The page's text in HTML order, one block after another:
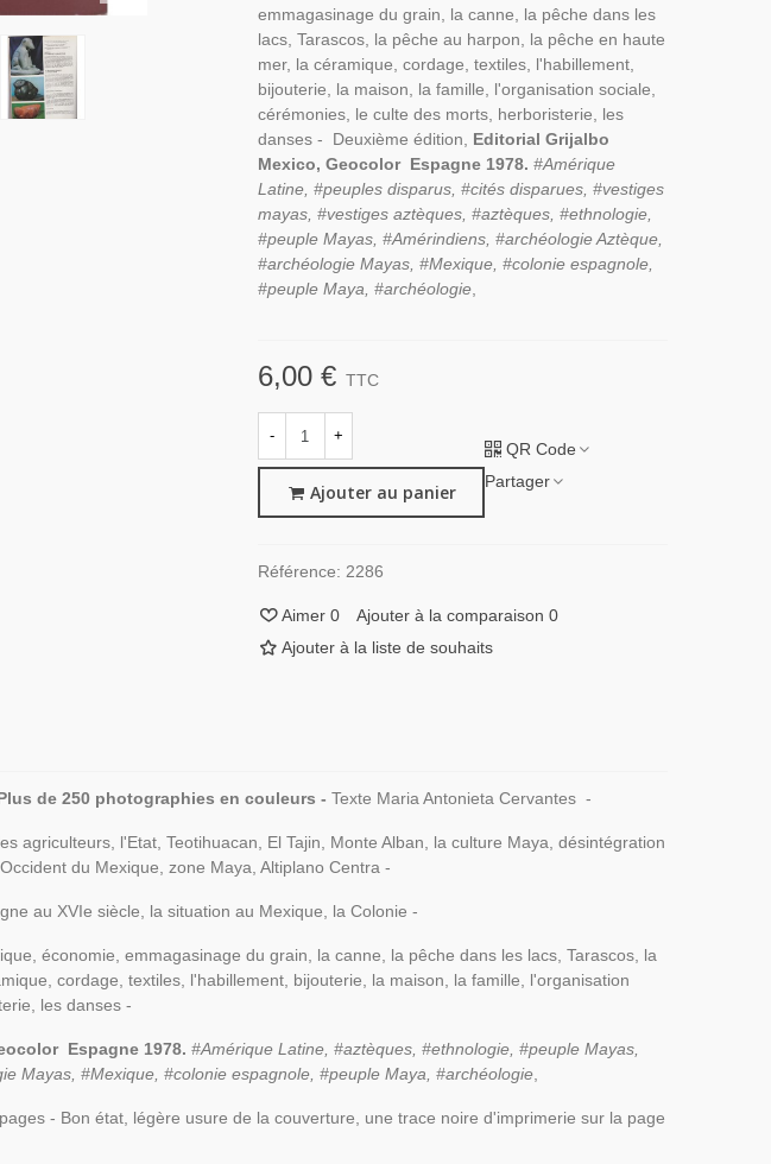
emmagasinage du grain, la canne, la pêche dans les
lacs, Tarascos, la pêche au harpon, la pêche en haute
mer, la céramique, cordage, textiles, l'habillement,
bijouterie, la maison, la famille, l'organisation sociale,
cérémonies, le culte des morts, herboristerie, les
danses - Deuxième édition, Editorial Grijalbo
Mexico, Geocolor Espagne 1978. #Amérique
Latine, #peuples disparus, #cités disparues, #vestiges
mayas, #vestiges aztèques, #aztèques, #ethnologie,
#peuple Mayas, #Amérindiens, #archéologie Aztèque,
#archéologie Mayas, #Mexique, #colonie espagnole,
#peuple Maya, #archéologie,
6,00 € TTC
- +
Ajouter au panier
QR Code
Partager
Référence: 2286
Aimer 0 Ajouter à la comparaison 0
Ajouter à la liste de souhaits
de 250 photographies en couleurs - Texte Maria Antonieta Cervantes -
agriculteurs, l'Etat, Teotihuacan, El Tajin, Monte Alban, la culture Maya, désintégration
du Mexique, zone Maya, Altiplano Centra -
au XVIe siècle, la situation au Mexique, la Colonie -
économie, emmagasinage du grain, la canne, la pêche dans les lacs, Tarascos, la
cordage, textiles, l'habillement, bijouterie, la maison, la famille, l'organisation
les danses -
Espagne 1978. #Amérique Latine, #aztèques, #ethnologie, #peuple Mayas,
Mayas, #Mexique, #colonie espagnole, #peuple Maya, #archéologie,
- Bon état, légère usure de la couverture, une trace noire d'imprimerie sur la page